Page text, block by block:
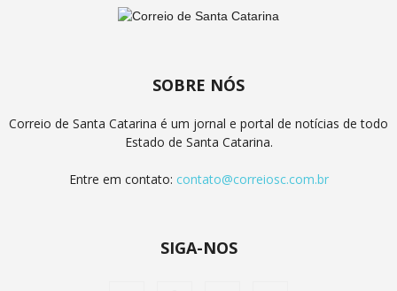
SOBRE NÓS
Correio de Santa Catarina é um jornal e portal de notícias de todo
Estado de Santa Catarina.
Entre em contato: contato@correiosc.com.br
SIGA-NOS